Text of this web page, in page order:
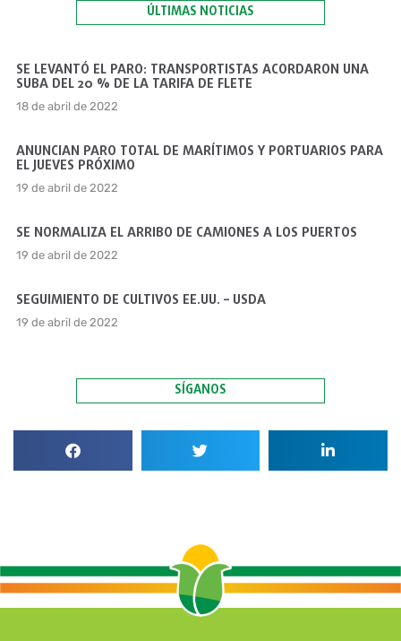
ÚLTIMAS NOTICIAS
SE LEVANTÓ EL PARO: TRANSPORTISTAS ACORDARON UNA
SUBA DEL 20 % DE LA TARIFA DE FLETE
18 de abril de 2022
ANUNCIAN PARO TOTAL DE MARÍTIMOS Y PORTUARIOS PARA
EL JUEVES PRÓXIMO
19 de abril de 2022
SE NORMALIZA EL ARRIBO DE CAMIONES A LOS PUERTOS
19 de abril de 2022
SEGUIMIENTO DE CULTIVOS EE.UU. – USDA
19 de abril de 2022
SÍGANOS